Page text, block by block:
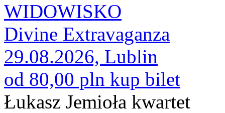
WIDOWISKO
Divine Extravaganza
29.08.2026, Lublin
od 80,00 pln kup bilet
Łukasz Jemioła kwartet